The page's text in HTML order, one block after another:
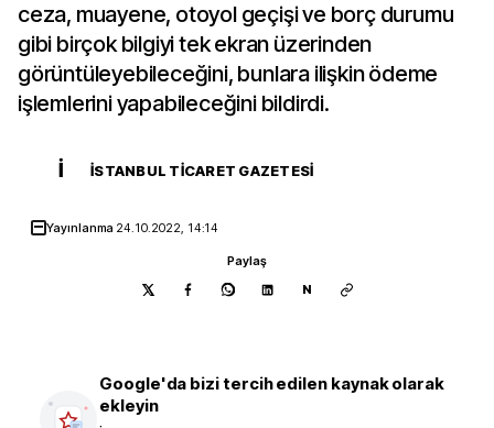
ceza, muayene, otoyol geçişi ve borç durumu
gibi birçok bilgiyi tek ekran üzerinden
görüntüleyebileceğini, bunlara ilişkin ödeme
işlemlerini yapabileceğini bildirdi.
İ İSTANBUL TICARET GAZETESI
Yayınlanma 24.10.2022, 14:14
Paylaş
N
Google'da bizi tercih edilen kaynak olarak
ekleyin